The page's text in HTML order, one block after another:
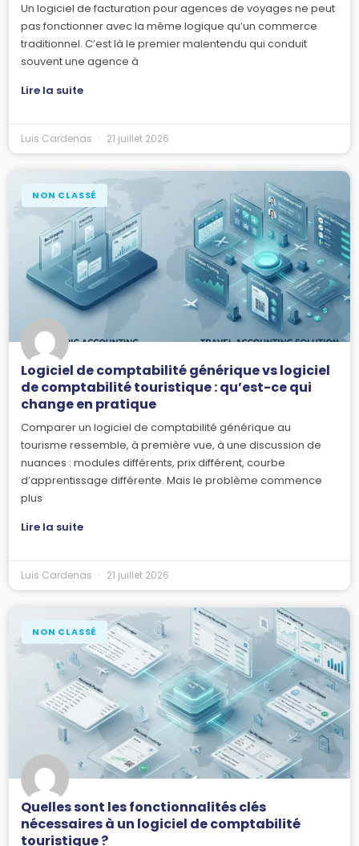
Un logiciel de facturation pour agences de voyages ne peut
pas fonctionner avec la même logique qu’un commerce
traditionnel. C’est là le premier malentendu qui conduit
souvent une agence à
Lire la suite
Luis Cardenas 21 juillet 2026
NON CLASSÉ
Logiciel de comptabilité générique vs logiciel
de comptabilité touristique : qu’est-ce qui
change en pratique
Comparer un logiciel de comptabilité générique au
tourisme ressemble, à première vue, à une discussion de
nuances : modules différents, prix différent, courbe
d’apprentissage différente. Mais le problème commence
plus
Lire la suite
Luis Cardenas 21 juillet 2026
NON CLASSÉ
Quelles sont les fonctionnalités clés
nécessaires à un logiciel de comptabilité
touristique ?